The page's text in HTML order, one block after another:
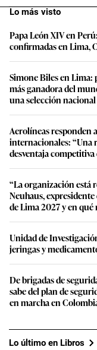
Lo más visto
Papa León XIV en
confirmadas en Lima,
Simone Biles en Lima:
más ganadora del
una selección nacional
Aerolíneas responden
internacionales: “Una
desventaja
“La organización está
Neuhaus,
de Lima 2027 y en
Unidad de
jeringas y
De brigadas de
sabe del plan de
en marcha en
Lo último en Libros